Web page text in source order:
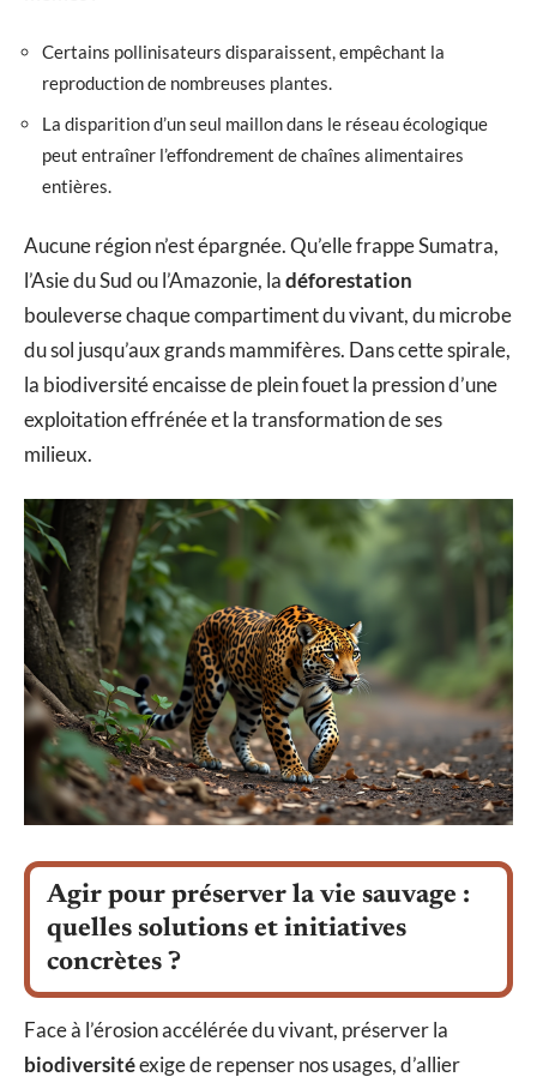
Certains pollinisateurs disparaissent, empêchant la
reproduction de nombreuses plantes.
La disparition d’un seul maillon dans le réseau écologique
peut entraîner l’effondrement de chaînes alimentaires
entières.
Aucune région n’est épargnée. Qu’elle frappe Sumatra,
l’Asie du Sud ou l’Amazonie, ladéforestation
bouleverse chaque compartiment du vivant, du microbe
du sol jusqu’aux grands mammifères. Dans cette spirale,
la biodiversité encaisse de plein fouet la pression d’une
exploitation effrénée et la transformation de ses
milieux.
Agir pour préserver la vie sauvage :
quelles solutions et initiatives
concrètes ?
Face à l’érosion accélérée du vivant, préserver la
biodiversitéexige de repenser nos usages, d’allier